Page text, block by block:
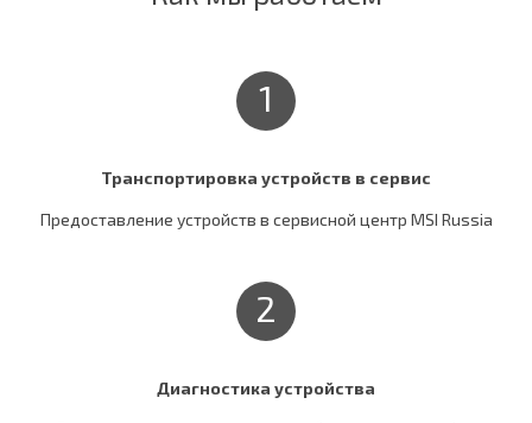
1
Транспортировка устройств в сервис
Предоставление устройств в сервисной центр MSI Russia
2
Диагностика устройства